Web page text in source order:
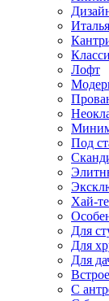
Лофт
Под
Хай-
Для
Для
Для
С